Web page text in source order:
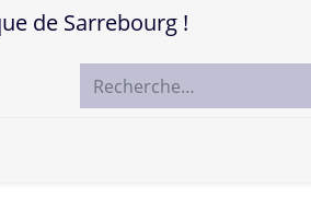
de Sarrebourg !